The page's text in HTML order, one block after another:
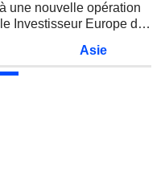
une nouvelle opération
Investisseur Europe de
Asie